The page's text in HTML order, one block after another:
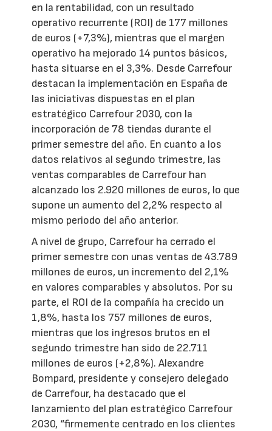
en la rentabilidad, con un resultado
operativo recurrente (ROI) de 177 millones
de euros (+7,3%), mientras que el margen
operativo ha mejorado 14 puntos básicos,
hasta situarse en el 3,3%. Desde Carrefour
destacan la implementación en España de
las iniciativas dispuestas en el plan
estratégico Carrefour 2030, con la
incorporación de 78 tiendas durante el
primer semestre del año. En cuanto a los
datos relativos al segundo trimestre, las
ventas comparables de Carrefour han
alcanzado los 2.920 millones de euros, lo que
supone un aumento del 2,2% respecto al
mismo periodo del año anterior.
A nivel de grupo, Carrefour ha cerrado el
primer semestre con unas ventas de 43.789
millones de euros, un incremento del 2,1%
en valores comparables y absolutos. Por su
parte, el ROI de la compañía ha crecido un
1,8%, hasta los 757 millones de euros,
mientras que los ingresos brutos en el
segundo trimestre han sido de 22.711
millones de euros (+2,8%). Alexandre
Bompard, presidente y consejero delegado
de Carrefour, ha destacado que el
lanzamiento del plan estratégico Carrefour
2030, “firmemente centrado en los clientes